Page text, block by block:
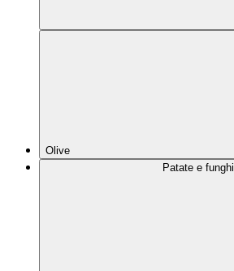
Olive
Patate e funghi